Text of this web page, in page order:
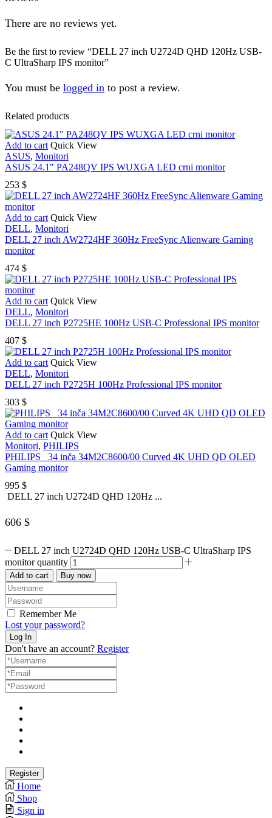
There are no reviews yet.
Be the first to review “DELL 27 inch U2724D QHD 120Hz USB-
C UltraSharp IPS monitor”
You must be logged in to post a review.
Related products
Add to cart Quick View
ASUS, Monitori
ASUS 24.1″ PA248QV IPS WUXGA LED crni monitor
253 $
Add to cart Quick View
DELL, Monitori
DELL 27 inch AW2724HF 360Hz FreeSync Alienware Gaming
monitor
474 $
Add to cart Quick View
DELL, Monitori
DELL 27 inch P2725HE 100Hz USB-C Professional IPS monitor
407 $
Add to cart Quick View
DELL, Monitori
DELL 27 inch P2725H 100Hz Professional IPS monitor
303 $
Add to cart Quick View
Monitori, PHILIPS
PHILIPS_ 34 inča 34M2C8600/00 Curved 4K UHD QD OLED
Gaming monitor
995 $
DELL 27 inch U2724D QHD 120Hz ...
606 $
DELL 27 inch U2724D QHD 120Hz USB-C UltraSharp IPS
monitor quantity
Add to cart Buy now
Remember Me
Lost your password?
Don't have an account? Register
Home
Shop
Sign in